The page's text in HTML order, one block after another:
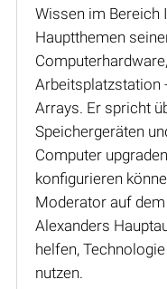
Wissen im Bereich
Hauptthemen
Arbeitsplatzstation
Arrays. Er spricht
Speichergeräten
Computer
konfigurieren
Moderator auf
Alexanders
helfen,
nutzen.